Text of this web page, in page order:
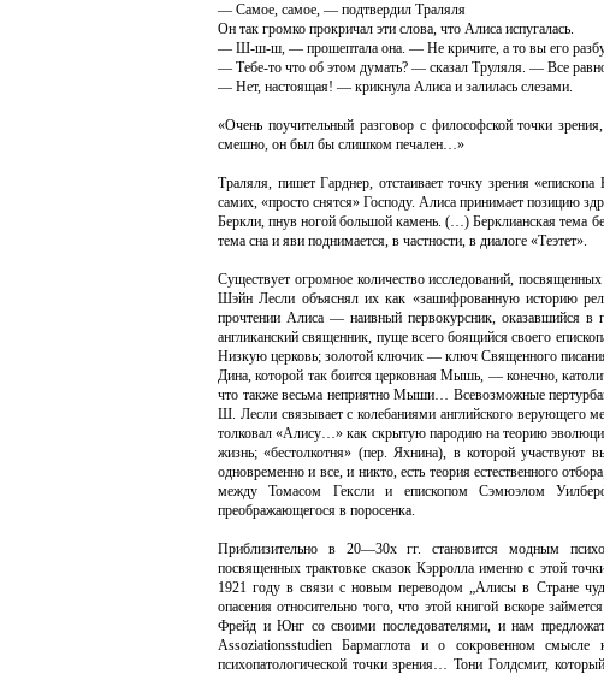
— Самое, самое, — подтвердил Траляля
Он так громко прокричал эти слова, что Алиса испугалась.
— Ш-ш-ш, — прошептала она. — Не кричите, а то вы его
— Тебе-то что об этом думать? — сказал Труляля. — Все
— Нет, настоящая! — крикнула Алиса и залилась слезами.
«Очень поучительный разговор с философской точки
смешно, он был бы слишком печален…»
Траляля, пишет Гарднер, отстаивает точку зрения
самих, «просто снятся» Господу. Алиса принимает позицию
Беркли, пнув ногой большой камень. (…) Берклианская тема
тема сна и яви поднимается, в частности, в диалоге «Теэтет».
Существует огромное количество исследований,
Шэйн Лесли объяснял их как «зашифрованную историю
прочтении Алиса — наивный первокурсник, оказавшийся
англиканский священник, пуще всего боящийся своего
Низкую церковь; золотой ключик — ключ Священного
Дина, которой так боится церковная Мышь, — конечно,
что также весьма неприятно Мыши… Всевозможные
Ш. Лесли связывает с колебаниями английского
толковал «Алису…» как скрытую пародию на теорию
жизнь; «бестолкотня» (пер. Яхнина), в которой
одновременно и все, и никто, есть теория естественного
между Томасом Гексли и епископом Сэмюэлом
преображающегося в поросенка.
Приблизительно в 20—30х гг. становится модным
посвященных трактовке сказок Кэрролла именно с этой
1921 году в связи с новым переводом „Алисы в Стране
опасения относительно того, что этой книгой вскоре
Фрейд и Юнг со своими последователями, и нам
Assoziationsstudien Бармаглота и о сокровенном
психопатологической точки зрения… Тони Голдсмит,